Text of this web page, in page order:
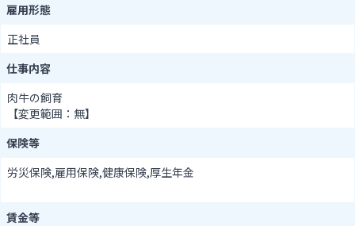
雇用形態
正社員
仕事内容
肉牛の飼育
【変更範囲：無】
保険等
労災保険,雇用保険,健康保険,厚生年金
賃金等